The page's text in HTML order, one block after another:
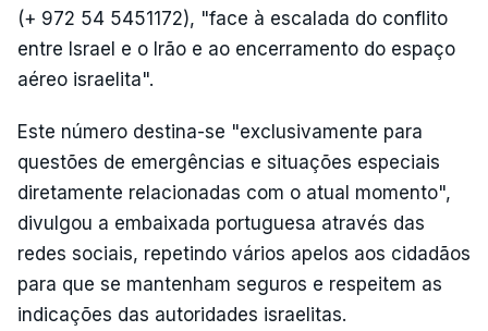
(+ 972 54 5451172), "face à escalada do conflito
entre Israel e o Irão e ao encerramento do espaço
aéreo israelita".
Este número destina-se "exclusivamente para
questões de emergências e situações especiais
diretamente relacionadas com o atual momento",
divulgou a embaixada portuguesa através das
redes sociais, repetindo vários apelos aos cidadãos
para que se mantenham seguros e respeitem as
indicações das autoridades israelitas.